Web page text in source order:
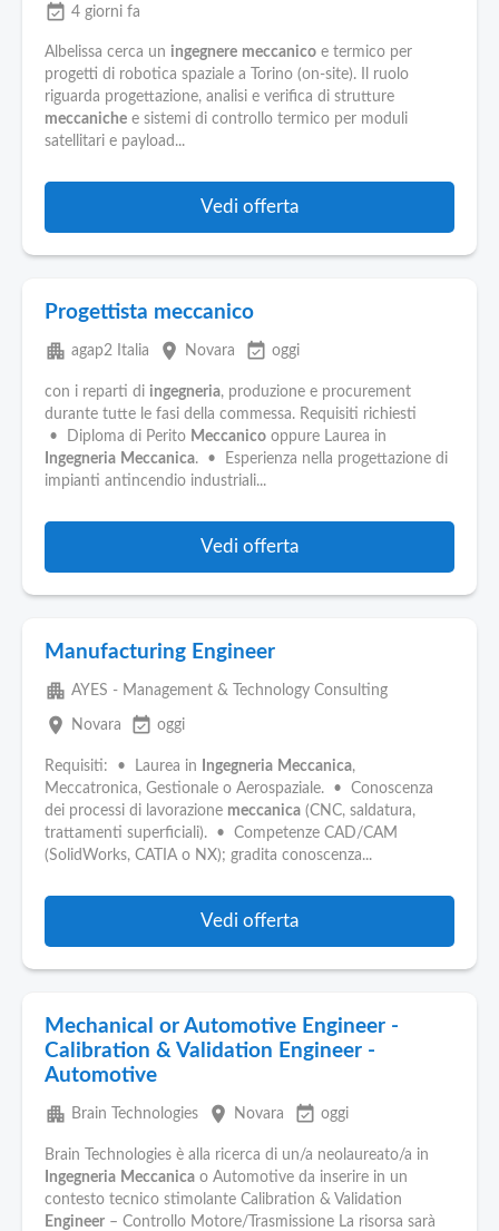
event_available 4 giorni fa
Albelissa cerca un ingegnere meccanico e termico per
progetti di robotica spaziale a Torino (on-site). Il ruolo
riguarda progettazione, analisi e verifica di strutture
meccaniche e sistemi di controllo termico per moduli
satellitari e payload...
Vedi offerta
Progettista meccanico
apartment agap2 Italia place Novara event_available oggi
con i reparti di ingegneria, produzione e procurement
durante tutte le fasi della commessa. Requisiti richiesti
• Diploma di Perito Meccanico oppure Laurea in
Ingegneria Meccanica. • Esperienza nella progettazione di
impianti antincendio industriali...
Vedi offerta
Manufacturing Engineer
apartment AYES - Management & Technology Consulting
place Novara event_available oggi
Requisiti: • Laurea in Ingegneria Meccanica,
Meccatronica, Gestionale o Aerospaziale. • Conoscenza
dei processi di lavorazione meccanica (CNC, saldatura,
trattamenti superficiali). • Competenze CAD/CAM
(SolidWorks, CATIA o NX); gradita conoscenza...
Vedi offerta
Mechanical or Automotive Engineer -
Calibration & Validation Engineer -
Automotive
apartment Brain Technologies place Novara event_available oggi
Brain Technologies è alla ricerca di un/a neolaureato/a in
Ingegneria Meccanica o Automotive da inserire in un
contesto tecnico stimolante Calibration & Validation
Engineer – Controllo Motore/Trasmissione La risorsa sarà